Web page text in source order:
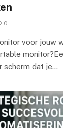
0
voor jouw
scherm dat je…